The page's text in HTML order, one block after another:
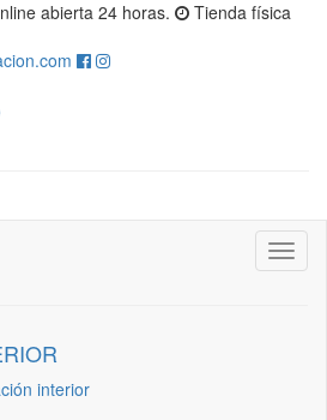
abierta 24 horas.
Tienda física
interior